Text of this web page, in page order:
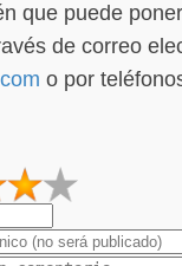
que puede
de correo
o por